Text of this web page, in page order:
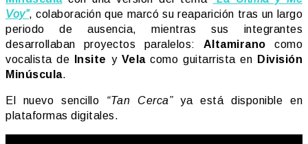
Voy”, colaboración que marcó su reaparición tras un largo
periodo de ausencia, mientras sus integrantes
desarrollaban proyectos paralelos: Altamirano como
vocalista de
Insite y Velacomo guitarrista en División
Minúscula.
El nuevo sencillo “Tan Cerca”ya está disponible en
plataformas digitales.